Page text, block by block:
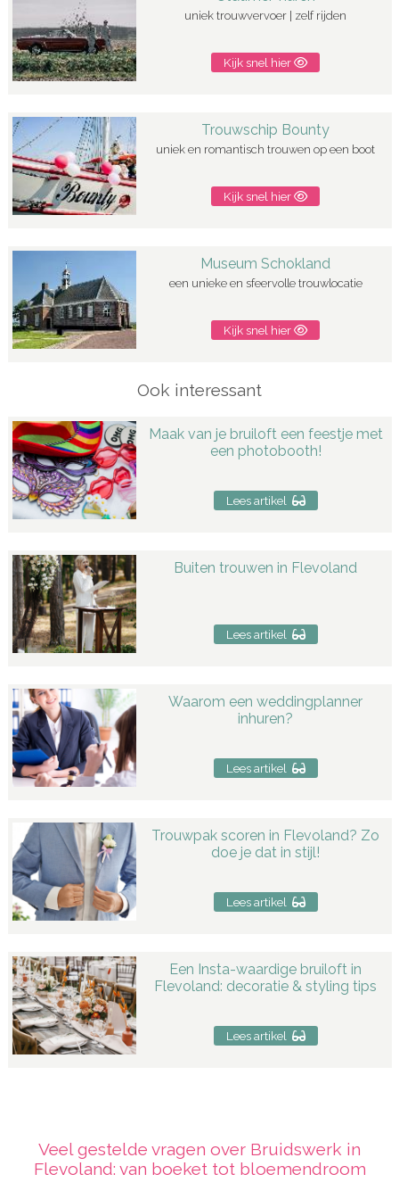
uniek trouwvervoer | zelf rijden
Kijk snel hier
Trouwschip Bounty
uniek en romantisch trouwen op een boot
Kijk snel hier
Museum Schokland
een unieke en sfeervolle trouwlocatie
Kijk snel hier
Ook interessant
Maak van je bruiloft een feestje met
een photobooth!
Lees artikel
Buiten trouwen in Flevoland
Lees artikel
Waarom een weddingplanner
inhuren?
Lees artikel
Trouwpak scoren in Flevoland? Zo
doe je dat in stijl!
Lees artikel
Een Insta-waardige bruiloft in
Flevoland: decoratie & styling tips
Lees artikel
Veel gestelde vragen over Bruidswerk in
Flevoland: van boeket tot bloemendroom